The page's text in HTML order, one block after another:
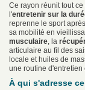
Ce rayon réunit tout
l'entretenir sur la
reprenne le sport
sa mobilité en
musculaire, la
articulaire au fil des
locale et huiles de
une routine d'entretien
À qui s'adresse